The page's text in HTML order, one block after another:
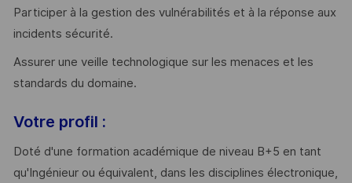
Participer à la gestion des vulnérabilités et à la réponse aux
incidents sécurité.
Assurer une veille technologique sur les menaces et les
standards du domaine.
Votre profil :
Doté d'une formation académique de niveau B+5 en tant
qu'Ingénieur ou équivalent, dans les disciplines électronique,